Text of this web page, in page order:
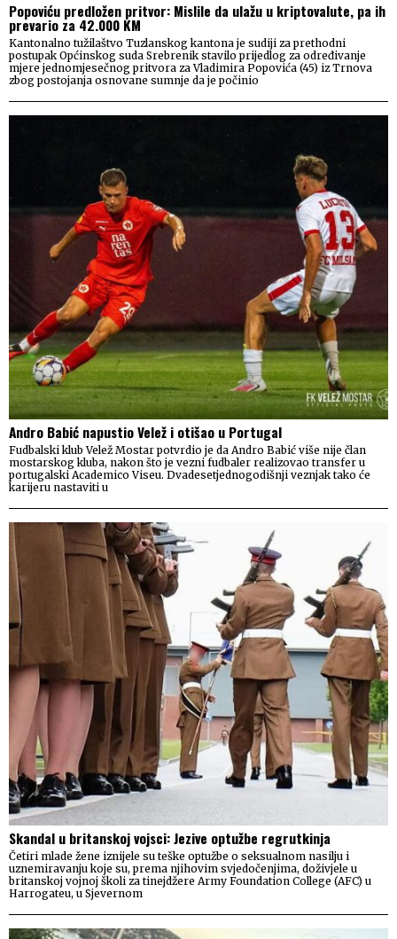
Popoviću predložen pritvor: Mislile da ulažu u kriptovalute, pa ih
prevario za 42.000 KM
Kantonalno tužilaštvo Tuzlanskog kantona je sudiji za prethodni
postupak Općinskog suda Srebrenik stavilo prijedlog za određivanje
mjere jednomjesečnog pritvora za Vladimira Popovića (45) iz Trnova
zbog postojanja osnovane sumnje da je počinio
Andro Babić napustio Velež i otišao u Portugal
Fudbalski klub Velež Mostar potvrdio je da Andro Babić više nije član
mostarskog kluba, nakon što je vezni fudbaler realizovao transfer u
portugalski Academico Viseu. Dvadesetjednogodišnji veznjak tako će
karijeru nastaviti u
Skandal u britanskoj vojsci: Jezive optužbe regrutkinja
Četiri mlade žene iznijele su teške optužbe o seksualnom nasilju i
uznemiravanju koje su, prema njihovim svjedočenjima, doživjele u
britanskoj vojnoj školi za tinejdžere Army Foundation College (AFC) u
Harrogateu, u Sjevernom